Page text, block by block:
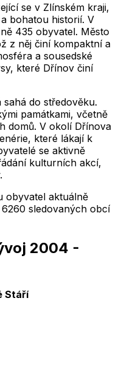
se v Zlínském kraji,
bohatou historií. V
435 obyvatel. Město
z něj činí kompaktní a
a sousedské
které Dřínov činí
do středověku.
památkami, včetně
domů. V okolí Dřínova
které lákají k
se aktivně
kulturních akcí,
obyvatel aktuálně
6260 sledovaných obcí
2004 -
Stáří